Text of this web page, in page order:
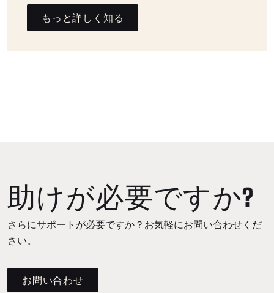
もっと詳しく知る
助けが必要ですか?
さらにサポートが必要ですか？お気軽にお問い合わせくだ
さい。
お問い合わせ